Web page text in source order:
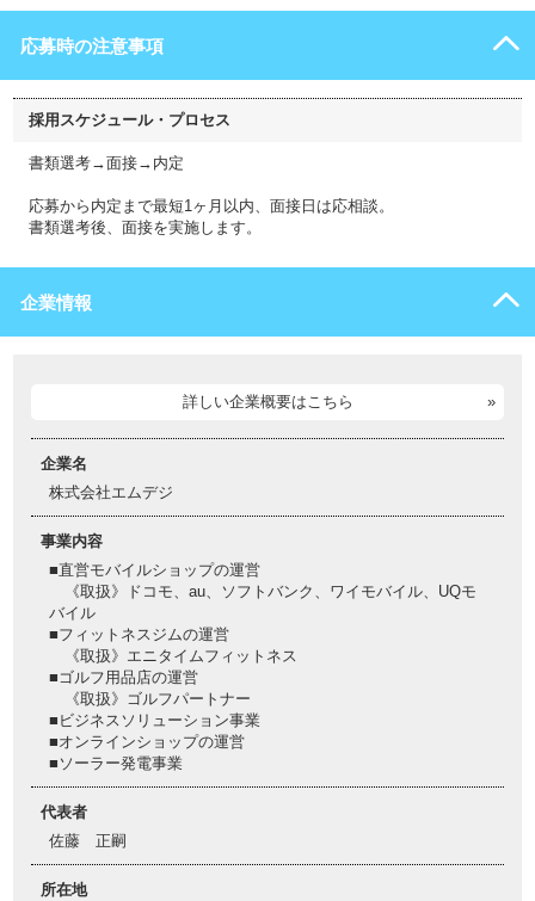
応募時の注意事項
採用スケジュール・プロセス
書類選考→面接→内定
応募から内定まで最短1ヶ月以内、面接日は応相談。
書類選考後、面接を実施します。
企業情報
詳しい企業概要はこちら
企業名
株式会社エムデジ
事業内容
■直営モバイルショップの運営
《取扱》ドコモ、au、ソフトバンク、ワイモバイル、UQモ
バイル
■フィットネスジムの運営
《取扱》エニタイムフィットネス
■ゴルフ用品店の運営
《取扱》ゴルフパートナー
■ビジネスソリューション事業
■オンラインショップの運営
■ソーラー発電事業
代表者
佐藤 正嗣
所在地